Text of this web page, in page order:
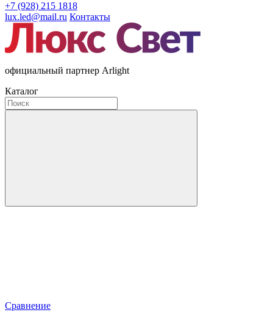
+7 (928) 215 1818
lux.led@mail.ru Контакты
официальный партнер Arlight
Каталог
Сравнение